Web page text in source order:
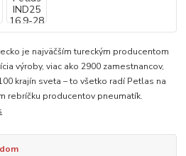
je najväčším tureckým producentom
výroby, viac ako 2900 zamestnancov,
krajín sveta – to všetko radí Petlas na
rebríčku producentov pneumatík.